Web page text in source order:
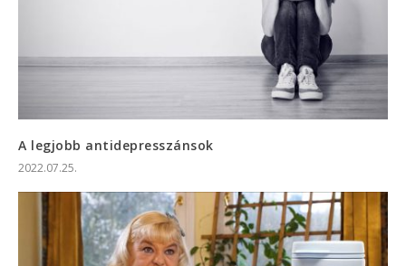
A legjobb antidepresszánsok
2022.07.25.